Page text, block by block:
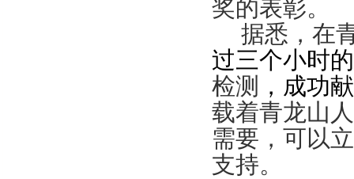
奖的表彰。
据悉，在
过三个小时
检测 ，成功
载着青龙山
需要，可以
支持。